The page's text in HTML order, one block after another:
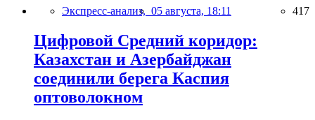
Экспресс-анализ, 05 августа, 18:11 417
Цифровой Средний коридор:
Казахстан и Азербайджан
соединили берега Каспия
оптоволокном